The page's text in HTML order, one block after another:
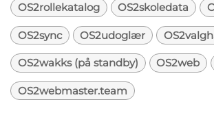
OS2rollekatalog OS2skoledata
OS2sync OS2udoglær
OS2wakks (på standby) OS2web
OS2webmaster.team